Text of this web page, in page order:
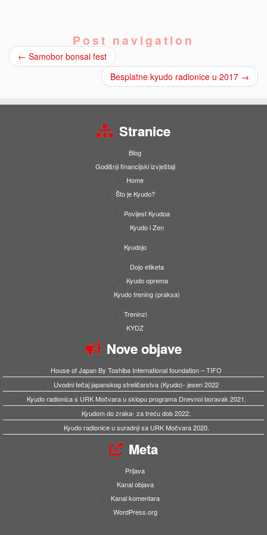
Post navigation
← Samobor bonsai fest
Besplatne kyudo radionice u 2017 →
Stranice
Blog
Godišnji financijski izvještaji
Home
Što je Kyudo?
Povijest Kyudoa
Kyudo i Zen
Kyudojo
Dojo etiketa
Kyudo oprema
Kyudo trening (praksa)
Treninzi
KYDZ
Nove objave
House of Japan By Toshiba International foundation – TIFO
Uvodni tečaj japanskog streličarstva (Kyudo)- jesen 2022
Kyudo radionica s URK Močvara u sklopu programa Dnevnoi boravak 2021.
Kyudom do zraka- za treću dob 2022.
Kyudo radionice u suradnji sa URK Močvara 2020.
Meta
Prijava
Kanal objava
Kanal komentara
WordPress.org